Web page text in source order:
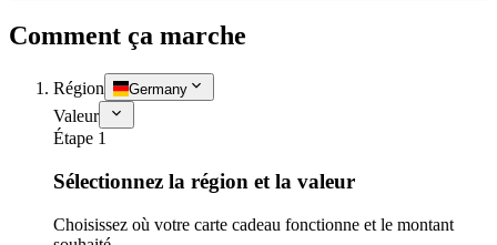
Comment ça marche
Région Germany
Valeur
Étape 1
Sélectionnez la région et la valeur
Choisissez où votre carte cadeau fonctionne et le montant